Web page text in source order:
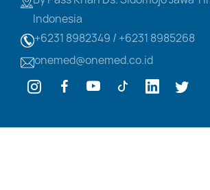
Indonesia
+6231 8982349 / +6231 8985268
onemed@onemed.co.id